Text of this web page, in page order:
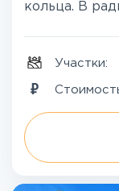
кольца. В
Участки: